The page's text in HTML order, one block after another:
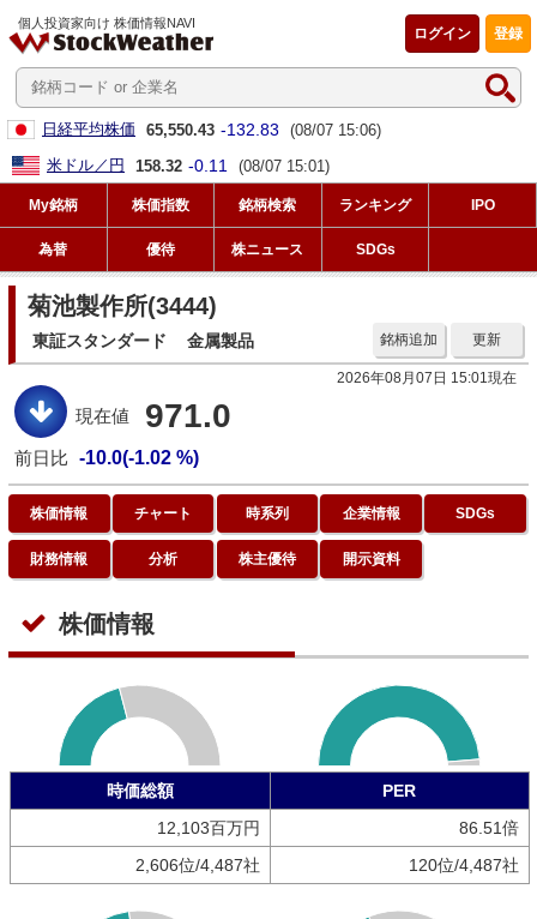
個人投資家向け 株価情報NAVI
登録
ログイン
日経平均株価 65,550.43 -132.83
(08/07 15:06)
米ドル／円
158.32 -0.11 (08/07 15:01)
My銘柄 株価指数 銘柄検索 ランキング IPO
為替 優待 株ニュース SDGs
菊池製作所(3444)
東証スタンダード 金属製品 更新
銘柄追加
2026年08月07日 15:01現在
現在値 971.0
前日比 -10.0(-1.02 %)
株価情報 チャート 時系列 企業情報 SDGs
財務情報 分析 株主優待 開示資料
株価情報
時価総額
PER
12,103百万円
86.51倍
2,606位/4,487社
120位/4,487社